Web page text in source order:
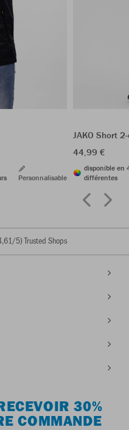
Personnalisable
JAKO Short
44,99 €
disponible en
différentes
/5) Trusted Shops
30%
COMMANDE